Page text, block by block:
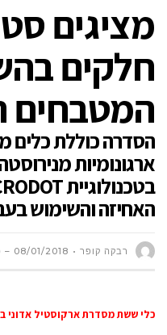
חלקים
המטבחים
הסדרה כוללת כלים
האחיזה והשימוש
רבקה קופר 08/01/2018 – כ״א בטבת ה׳תשע״ח
כלי ששת מסדרת ארקוסטיל אדוני